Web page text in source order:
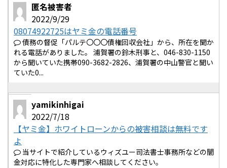
匿名被害者
2022/9/29
08074922725はヤミ金の電話番号
債務の督促「パルテ〇〇〇債権回収会社」から、所在を聞か
れる電話がありました。 浦賀署の鈴木刑事と、046-830-1150
から聞いていた携帯090-3682-2826、浦賀署の中山警官と聞い
ていた0...
yamikinhigai
2022/7/18
【ヤミ金】ホワイトローンからの被害相談は無料です
よ
当サイトで紹介しているウィズユー司法書士事務所などの闇
金対応に特化した専門家へ相談してください。